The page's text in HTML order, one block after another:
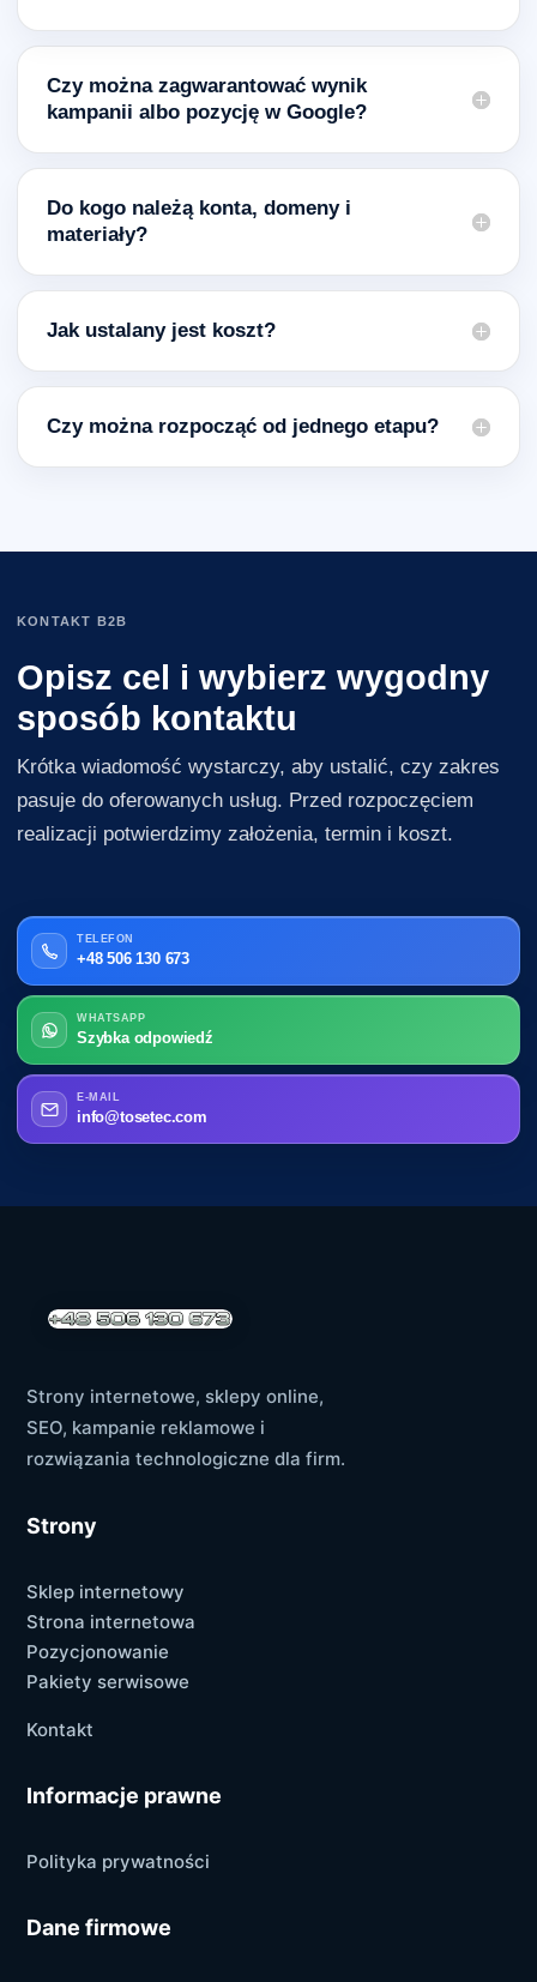
Czy można zagwarantować wynik
kampanii albo pozycję w Google?
Do kogo należą konta, domeny i
materiały?
Jak ustalany jest koszt?
Czy można rozpocząć od jednego etapu?
KONTAKT B2B
Opisz cel i wybierz wygodny
sposób kontaktu
Krótka wiadomość wystarczy, aby ustalić, czy zakres
pasuje do oferowanych usług. Przed rozpoczęciem
realizacji potwierdzimy założenia, termin i koszt.
TELEFON
+48 506 130 673
WHATSAPP
Szybka odpowiedź
E-MAIL
info@tosetec.com
Strony internetowe, sklepy online,
SEO, kampanie reklamowe i
rozwiązania technologiczne dla firm.
Strony
Sklep internetowy
Strona internetowa
Pozycjonowanie
Pakiety serwisowe
Kontakt
Informacje prawne
Polityka prywatności
Dane firmowe